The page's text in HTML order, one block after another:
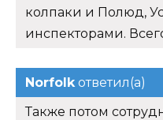
колпаки и Полюд,
инспекторами.
Norfolk ответил(а)
Также потом